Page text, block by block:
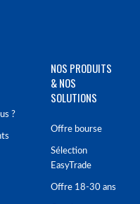
?
NOS PRODUITS
& NOS
SOLUTIONS
Offre bourse
Sélection
EasyTrade
Offre 18-30 ans